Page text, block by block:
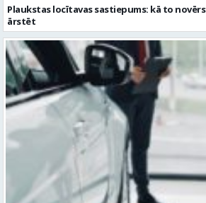
Kāpēc divus trīs gadus veci mazlietoti auto